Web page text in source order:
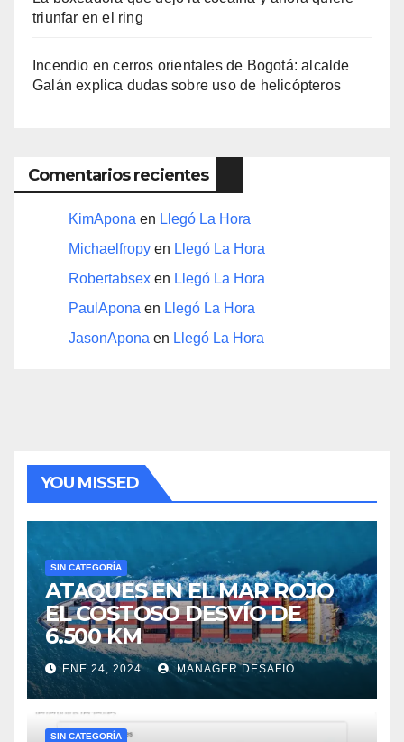
triunfar en el ring​
Incendio en cerros orientales de Bogotá: alcalde
Galán explica dudas sobre uso de helicópteros
Comentarios recientes
KimApona en Llegó La Hora
Michaelfropy en Llegó La Hora
Robertabsex en Llegó La Hora
PaulApona en Llegó La Hora
JasonApona en Llegó La Hora
YOU MISSED
SIN CATEGORÍA
ATAQUES EN EL MAR ROJO
EL COSTOSO DESVÍO DE
6.500 KM
ENE 24, 2024 MANAGER.DESAFIO
SIN CATEGORÍA